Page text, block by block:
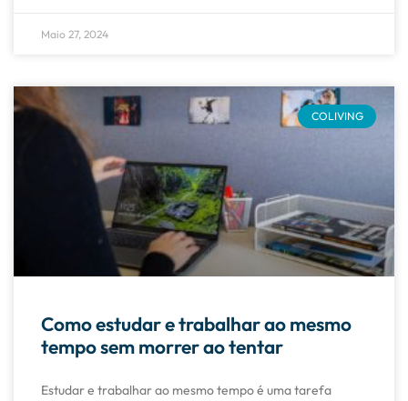
Maio 27, 2024
COLIVING
Como estudar e trabalhar ao mesmo
tempo sem morrer ao tentar
Estudar e trabalhar ao mesmo tempo é uma tarefa